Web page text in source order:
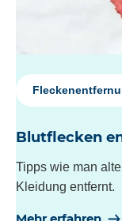
Blutflecken
Tipps wie man
Kleidung entfernt.